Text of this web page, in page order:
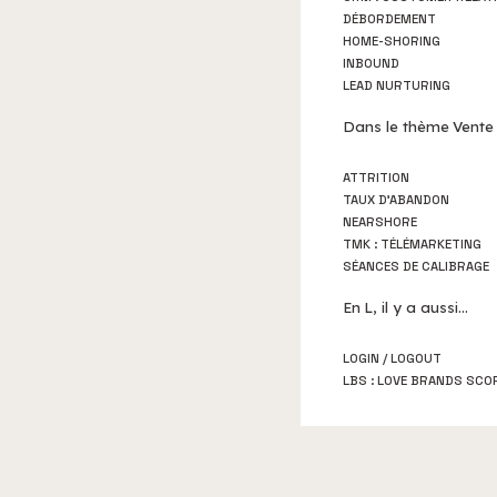
DÉBORDEMENT
HOME-SHORING
INBOUND
LEAD NURTURING
Dans le thème Vente
ATTRITION
TAUX D'ABANDON
NEARSHORE
TMK : TÉLÉMARKETING
SÉANCES DE CALIBRAGE
En L, il y a aussi...
LOGIN / LOGOUT
LBS : LOVE BRANDS